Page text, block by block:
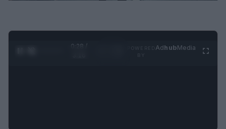
0:29 /
AdhubMedia